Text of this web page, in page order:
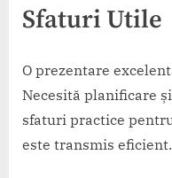
Sfaturi Utile
O prezentare
Necesită planificare
sfaturi practice
este transmis eficient.